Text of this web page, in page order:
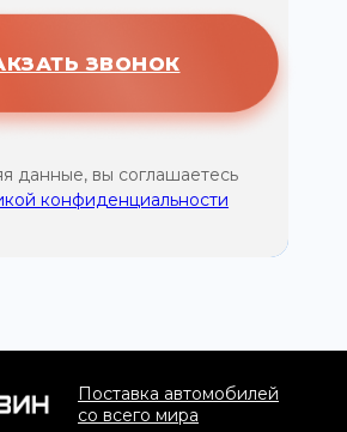
данные, вы соглашаетесь
конфиденциальности
ЗВОНОК
Поставка автомобилей
со всего мира